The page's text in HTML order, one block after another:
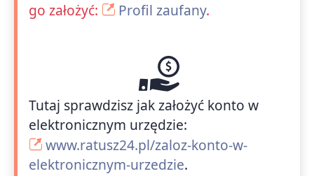
go założyć:
Profil zaufany.
Tutaj sprawdzisz jak założyć konto w
elektronicznym urzędzie:
www.ratusz24.pl/zaloz-konto-w-
elektronicznym-urzedzie.